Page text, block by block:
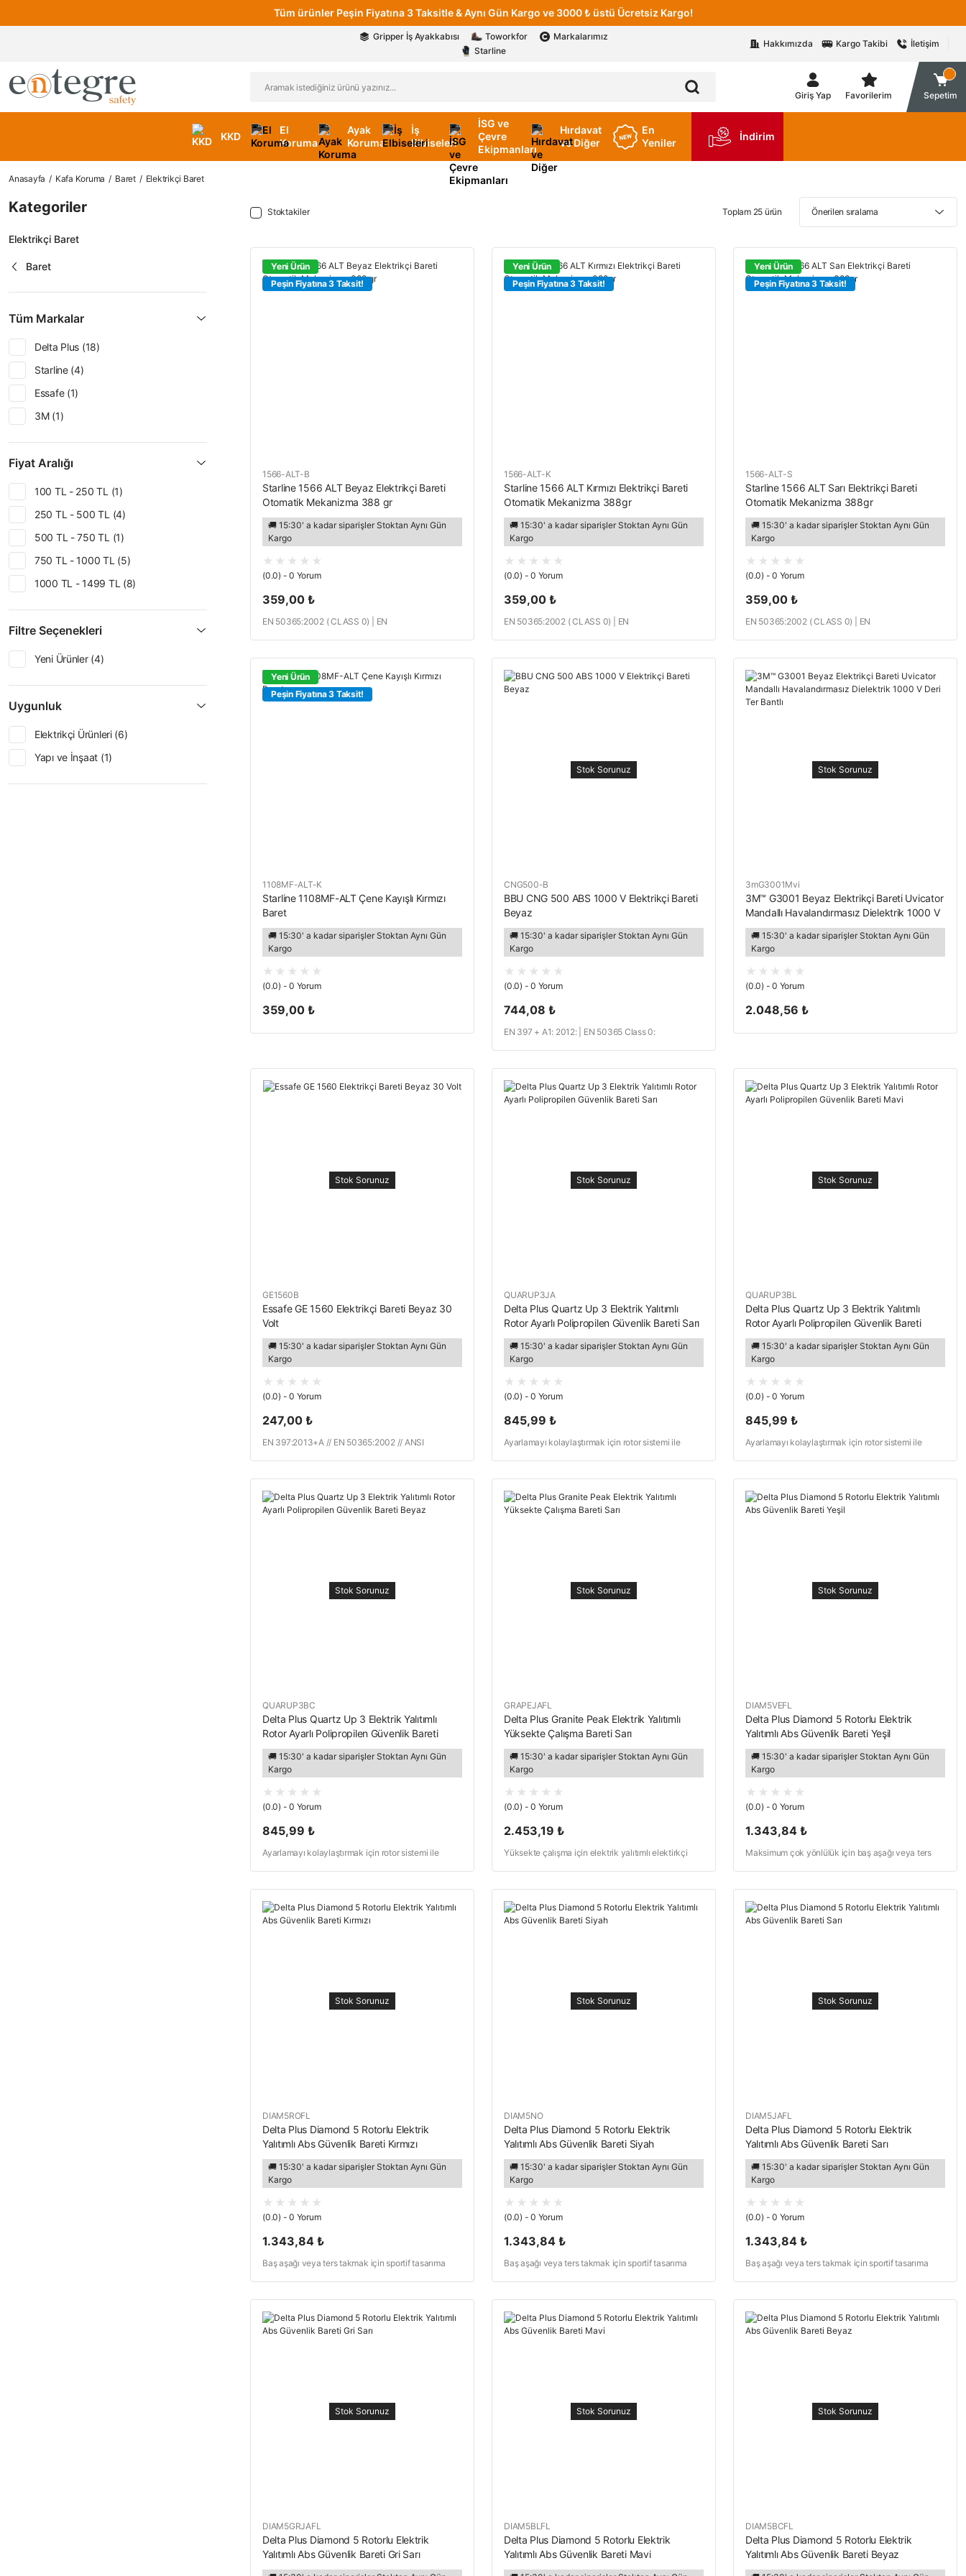
Tüm ürünler Peşin Fiyatına 3 Taksitle & Aynı Gün Kargo ve 3000 ₺ üstü Ücretsiz Kargo!
Gripper İş Ayakkabısı Toworkfor
Markalarımız
Starline
Hakkımızda Kargo Takibi İletişim
Giriş Yap Favorilerim Sepetim
KKD
El
Koruma
Ayak
Koruma
İş
Elbiseleri
İSG ve
Çevre
Ekipmanları
Hırdavat
ve Diğer
En
Yeniler
İndirim
Anasayfa Kafa Koruma Baret Elektrikçi Baret
Kategoriler
Elektrikçi Baret
Baret
Tüm Markalar
Delta Plus (18)
Starline (4)
Essafe (1)
3M (1)
Fiyat Aralığı
100 TL - 250 TL (1)
250 TL - 500 TL (4)
500 TL - 750 TL (1)
750 TL - 1000 TL (5)
1000 TL - 1499 TL (8)
Filtre Seçenekleri
Yeni Ürünler (4)
Uygunluk
Elektrikçi Ürünleri (6)
Yapı ve İnşaat (1)
Stoktakiler Toplam 25 ürün
Yeni Ürün
Peşin Fiyatına 3 Taksit!
1566-ALT-B
Starline 1566 ALT Beyaz Elektrikçi Bareti
Otomatik Mekanizma 388 gr
🚚 15:30' a kadar siparişler Stoktan Aynı Gün
Kargo
(0.0) - 0 Yorum
359,00 ₺
EN 50365:2002 ( CLASS 0) | EN
Yeni Ürün
Peşin Fiyatına 3 Taksit!
1566-ALT-K
Starline 1566 ALT Kırmızı Elektrikçi Bareti
Otomatik Mekanizma 388gr
🚚 15:30' a kadar siparişler Stoktan Aynı Gün
Kargo
(0.0) - 0 Yorum
359,00 ₺
EN 50365:2002 ( CLASS 0) | EN
Yeni Ürün
Peşin Fiyatına 3 Taksit!
1566-ALT-S
Starline 1566 ALT Sarı Elektrikçi Bareti
Otomatik Mekanizma 388gr
🚚 15:30' a kadar siparişler Stoktan Aynı Gün
Kargo
(0.0) - 0 Yorum
359,00 ₺
EN 50365:2002 ( CLASS 0) | EN
Yeni Ürün
Peşin Fiyatına 3 Taksit!
1108MF-ALT-K
Starline 1108MF-ALT Çene Kayışlı Kırmızı
Baret
🚚 15:30' a kadar siparişler Stoktan Aynı Gün
Kargo
(0.0) - 0 Yorum
359,00 ₺
Stok Sorunuz
CNG500-B
BBU CNG 500 ABS 1000 V Elektrikçi Bareti
Beyaz
🚚 15:30' a kadar siparişler Stoktan Aynı Gün
Kargo
(0.0) - 0 Yorum
744,08 ₺
EN 397 + A1: 2012: | EN 50365 Class 0:
Stok Sorunuz
3mG3001Mvi
3M™ G3001 Beyaz Elektrikçi Bareti Uvicator
Mandallı Havalandırmasız Dielektrik 1000 V
Deri Ter Bantlı
🚚 15:30' a kadar siparişler Stoktan Aynı Gün
Kargo
(0.0) - 0 Yorum
2.048,56 ₺
Stok Sorunuz
GE1560B
Essafe GE 1560 Elektrikçi Bareti Beyaz 30
Volt
🚚 15:30' a kadar siparişler Stoktan Aynı Gün
Kargo
(0.0) - 0 Yorum
247,00 ₺
EN 397:2013+A // EN 50365:2002 // ANSI
Stok Sorunuz
QUARUP3JA
Delta Plus Quartz Up 3 Elektrik Yalıtımlı
Rotor Ayarlı Polipropilen Güvenlik Bareti Sarı
🚚 15:30' a kadar siparişler Stoktan Aynı Gün
Kargo
(0.0) - 0 Yorum
845,99 ₺
Ayarlamayı kolaylaştırmak için rotor sistemi ile
Stok Sorunuz
QUARUP3BL
Delta Plus Quartz Up 3 Elektrik Yalıtımlı
Rotor Ayarlı Polipropilen Güvenlik Bareti
Mavi
🚚 15:30' a kadar siparişler Stoktan Aynı Gün
Kargo
(0.0) - 0 Yorum
845,99 ₺
Ayarlamayı kolaylaştırmak için rotor sistemi ile
Stok Sorunuz
QUARUP3BC
Delta Plus Quartz Up 3 Elektrik Yalıtımlı
Rotor Ayarlı Polipropilen Güvenlik Bareti
Beyaz
🚚 15:30' a kadar siparişler Stoktan Aynı Gün
Kargo
(0.0) - 0 Yorum
845,99 ₺
Ayarlamayı kolaylaştırmak için rotor sistemi ile
Stok Sorunuz
GRAPEJAFL
Delta Plus Granite Peak Elektrik Yalıtımlı
Yüksekte Çalışma Bareti Sarı
🚚 15:30' a kadar siparişler Stoktan Aynı Gün
Kargo
(0.0) - 0 Yorum
2.453,19 ₺
Yüksekte çalışma için elektrik yalıtımlı elektirkçi
Stok Sorunuz
DIAM5VEFL
Delta Plus Diamond 5 Rotorlu Elektrik
Yalıtımlı Abs Güvenlik Bareti Yeşil
🚚 15:30' a kadar siparişler Stoktan Aynı Gün
Kargo
(0.0) - 0 Yorum
1.343,84 ₺
Maksimum çok yönlülük için baş aşağı veya ters
Stok Sorunuz
DIAM5ROFL
Delta Plus Diamond 5 Rotorlu Elektrik
Yalıtımlı Abs Güvenlik Bareti Kırmızı
🚚 15:30' a kadar siparişler Stoktan Aynı Gün
Kargo
(0.0) - 0 Yorum
1.343,84 ₺
Baş aşağı veya ters takmak için sportif tasarıma
Stok Sorunuz
DIAM5NO
Delta Plus Diamond 5 Rotorlu Elektrik
Yalıtımlı Abs Güvenlik Bareti Siyah
🚚 15:30' a kadar siparişler Stoktan Aynı Gün
Kargo
(0.0) - 0 Yorum
1.343,84 ₺
Baş aşağı veya ters takmak için sportif tasarıma
Stok Sorunuz
DIAM5JAFL
Delta Plus Diamond 5 Rotorlu Elektrik
Yalıtımlı Abs Güvenlik Bareti Sarı
🚚 15:30' a kadar siparişler Stoktan Aynı Gün
Kargo
(0.0) - 0 Yorum
1.343,84 ₺
Baş aşağı veya ters takmak için sportif tasarıma
Stok Sorunuz
DIAM5GRJAFL
Delta Plus Diamond 5 Rotorlu Elektrik
Yalıtımlı Abs Güvenlik Bareti Gri Sarı
Stok Sorunuz
DIAM5BLFL
Delta Plus Diamond 5 Rotorlu Elektrik
Yalıtımlı Abs Güvenlik Bareti Mavi
Stok Sorunuz
DIAM5BCFL
Delta Plus Diamond 5 Rotorlu Elektrik
Yalıtımlı Abs Güvenlik Bareti Beyaz